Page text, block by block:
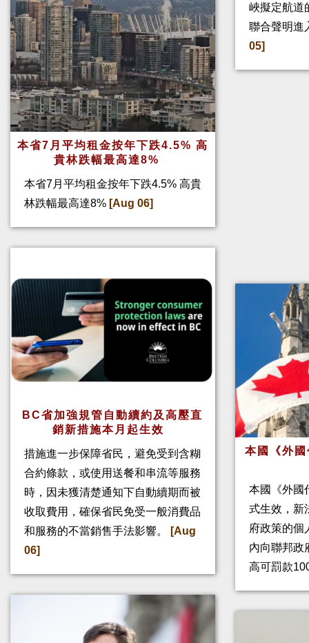
本省7月平均租金按年下跌4.5% 高
貴林跌幅最高達8%
本省7月平均租金按年下跌4.5% 高貴
林跌幅最高達8% [Aug 06]
BC省加強規管自動續約及高壓直
銷新措施本月起生效
措施進一步保障省民，避免受到含糊
合約條款，或使用送餐和串流等服務
時，因未獲清楚通知下自動續期而被
收取費用，確保省民免受一般消費品
和服務的不當銷售手法影響。
[Aug
06]
峽擬定航道
聯合聲明進
05]
本國《外
本國《外國
式生效，新
府政策的個
內向聯邦政
高可罰款